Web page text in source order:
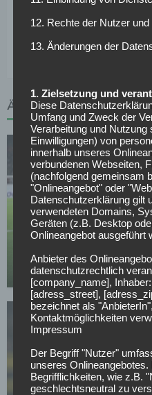
allerdings als neue Nummer
derweil noch nicht fest.
ÄHNLICHE ARTIKEL
BORUSSIA DORTMUND
Verkündung noch
Abschluss
12.05.2026
BUNDESLIGA
12. Rechte der Nutzer
13. Änderungen der
1. Zielsetzung und
Diese
Umfang und Zweck der
Verarbeitung und Nutzung
Einwilligungen) von
innerhalb unseres
verbundenen Webseiten,
(nachfolgend gemeinsam
"Onlineangebot" oder
Datenschutzerklärung gilt
verwendeten Domains,
Geräten (z.B. Desktop
Onlineangebot ausgeführt
Anbieter des
datenschutzrechtlich
[company_name],
[adress_street],
bezeichnet als
Kontaktmöglichkeiten
Impressum
Der Begriff "Nutzer"
unseres
Begrifflichkeiten, wie z.B.
geschlechtsneutral zu